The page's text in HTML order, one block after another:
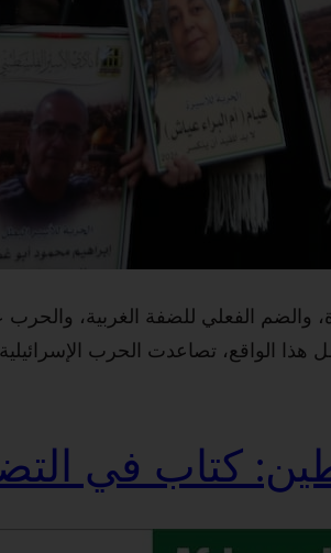
الفعلي للضفة الغربية،
الواقع، تصاعدت الحرب
كتاب في